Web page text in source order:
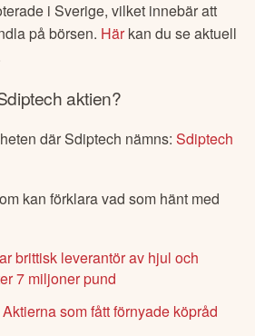
i Sverige, vilket innebär att
på börsen. Härkan du se aktuell
aktien?
därSdiptech nämns:Sdiptech
kan förklara vad som hänt med
brittisk leverantör av hjul och
7 miljoner pund
som fått förnyade köpråd